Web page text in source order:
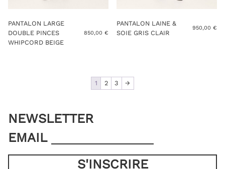
PANTALON LARGE
DOUBLE PINCES
WHIPCORD BEIGE
850,00 €
PANTALON LAINE &
SOIE GRIS CLAIR
950,00€
1 2 3 →
NEWSLETTER
EMAIL